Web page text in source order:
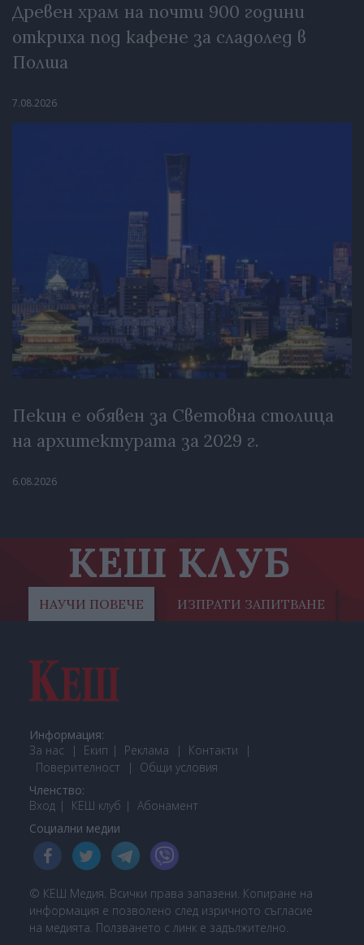
Древен храм на почти 900 години
откриха под кафене за сладолед в
Полша
7.08.2026
Пекин е обявен за Световна столица
на архитектурата за 2029 г.
6.08.2026
КЕШ КЛУБ
НАУЧИ ПОВЕЧЕ ИЗПРАТИ ЗАПИТВАНЕ
Информация:
За нас
Екип Реклама
Контакти
Поверителност
Общи условия
Членство:
Вход
КЕШ клуб Абонамент
Социални медии
© КЕШ Медия. Всички права запазени. Копиране на
информация е позволено след изричното съгласие
на медията. Ползването с линк е задължително.